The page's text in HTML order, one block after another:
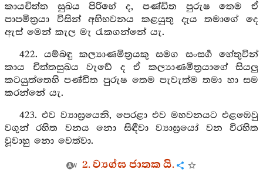
කායචිත්ත සුඛය පිරිහේ ද, පණ්ඩිත පුරුෂ තෙම ඒ
පාපමිත්‍රයා විසින් අභිභවනය කළයුතු දැය තමාගේ දෙ
ඇස් මෙන් කැල මැ රැකගන්නේ යැ.
422. යම්බඳු කල්‍යාණමිත්‍රයකු සමග සංසර්‍ග හේතුවින්
කාය චිත්තසුඛය වැඩේ ද ඒ කල්‍යාණමිත්‍රයාගේ සියලු
කටයුත්තෙහි පණ්ඩිත පුරුෂ තෙම පැවැත්ම තමා හා සම
කරන්නේ යැ.
423. එව ව්‍යාඝ්‍රයෙනි, පෙරළා එව මහවනයට එළඹෙවු
වගුන් රහිත වනය නො සිඳීවා ව්‍යාඝ්‍රයෝ වන විරහිත
වූවාහු නො වෙත්වා.
2. ව්‍යග්ඝ ජාතක යි.